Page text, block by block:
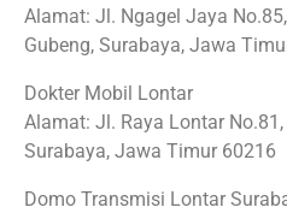
Alamat: Jl. Ngagel Jaya
Gubeng, Surabaya, Jawa
Dokter Mobil Lontar
Alamat: Jl. Raya Lontar
Surabaya, Jawa Timur 60216
Domo Transmisi Lontar